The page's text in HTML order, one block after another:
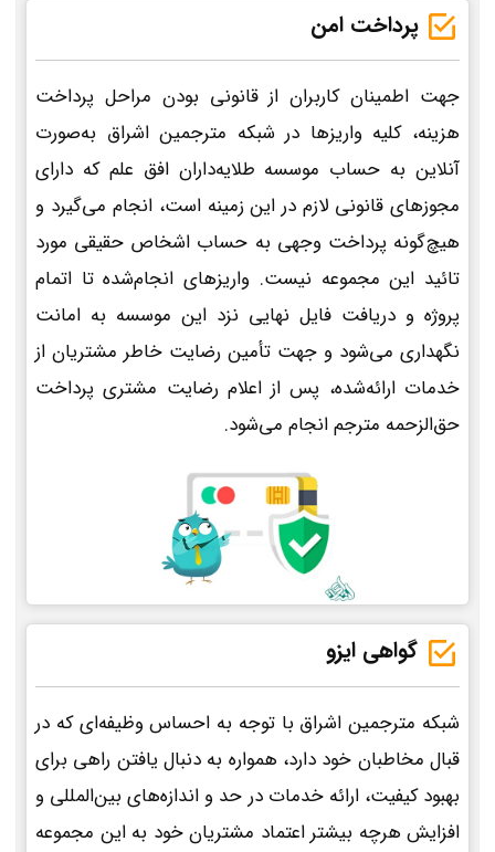
پرداخت امن
جهت اطمینان کاربران از قانونی بودن مراحل پرداخت
هزینه، کلیه واریزها در شبکه مترجمین اشراق به‌صورت
آنلاین به حساب موسسه طلایه‌داران افق علم که دارای
مجوزهای قانونی لازم در این زمینه است، انجام می‌گیرد و
هیچ‌گونه پرداخت وجهی به حساب اشخاص حقیقی مورد
تائید این مجموعه نیست. واریزهای انجام‌شده تا اتمام
پروژه و دریافت فایل نهایی نزد این موسسه به امانت
نگهداری می‌شود و جهت تأمین رضایت خاطر مشتریان از
خدمات ارائه‌شده، پس از اعلام رضایت مشتری پرداخت
حق‌الزحمه مترجم انجام می‌شود.
گواهی ایزو
شبکه مترجمین اشراق با توجه به احساس وظیفه‌ای که در
قبال مخاطبان خود دارد، همواره به دنبال یافتن راهی برای
بهبود کیفیت، ارائه خدمات در حد و اندازه‌های بین‌المللی و
افزایش هرچه بیشتر اعتماد مشتریان خود به این مجموعه